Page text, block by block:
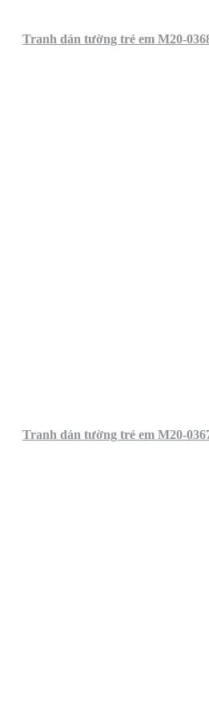
Tranh dán tường trẻ em M20-
Tranh dán tường trẻ em M20-